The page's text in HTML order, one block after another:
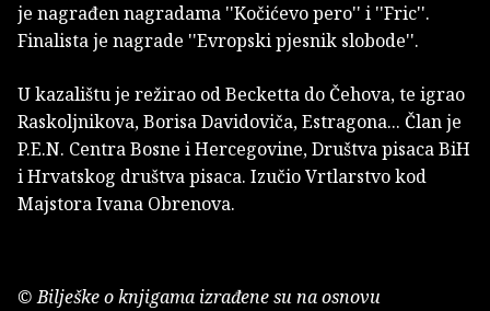
je nagrađen nagradama ''Kočićevo pero'' i ''Fric''.
Finalista je nagrade ''Evropski pjesnik slobode''.
U kazalištu je režirao od Becketta do Čehova, te igrao
Raskoljnikova, Borisa Davidoviča, Estragona... Član je
P.E.N. Centra Bosne i Hercegovine, Društva pisaca BiH
i Hrvatskog društva pisaca. Izučio Vrtlarstvo kod
Majstora Ivana Obrenova.
© Bilješke o knjigama izrađene su na osnovu